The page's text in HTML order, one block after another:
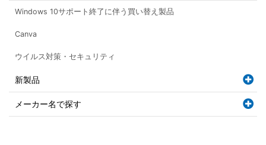
Windows 10サポート終了に伴う買い替え製品
Canva
ウイルス対策・セキュリティ
新製品
メーカー名で探す